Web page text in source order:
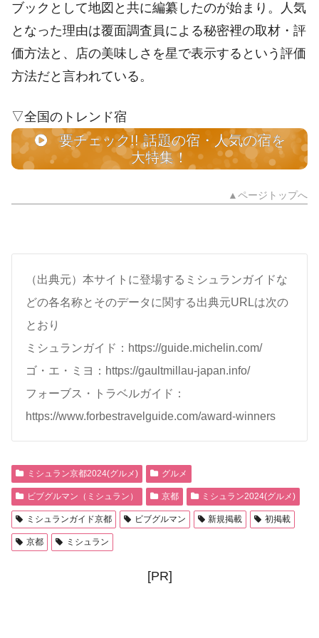
ブックとして地図と共に編纂したのが始まり。人気
となった理由は覆面調査員による秘密裡の取材・評
価方法と、店の美味しさを星で表示するという評価
方法だと言われている。
▽全国のトレンド宿
要チェック!! 話題の宿・人気の宿を
大特集！
▲ページトップへ
（出典元）本サイトに登場するミシュランガイドな
どの各名称とそのデータに関する出典元URLは次の
とおり
ミシュランガイド：https://guide.michelin.com/
ゴ・エ・ミヨ：https://gaultmillau-japan.info/
フォーブス・トラベルガイド：
https://www.forbestravelguide.com/award-winners
ミシュラン京都2024(グルメ) グルメ
ビブグルマン（ミシュラン） 京都 ミシュラン2024(グルメ)
ミシュランガイド京都 ビブグルマン 新規掲載 初掲載
京都 ミシュラン
[PR]